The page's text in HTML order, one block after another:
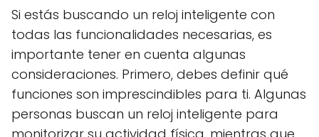
Si estás buscando un reloj inteligente con
todas las funcionalidades necesarias, es
importante tener en cuenta algunas
consideraciones. Primero, debes definir qué
funciones son imprescindibles para ti. Algunas
personas buscan un reloj inteligente para